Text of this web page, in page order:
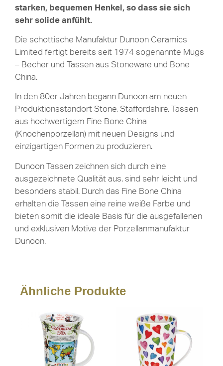
starken, bequemen Henkel, so dass sie sich
sehr solide anfühlt.
Die schottische Manufaktur Dunoon Ceramics
Limited fertigt bereits seit 1974 sogenannte Mugs
– Becher und Tassen aus Stoneware und Bone
China.
In den 80er Jahren begann Dunoon am neuen
Produktionsstandort Stone, Staffordshire, Tassen
aus hochwertigem Fine Bone China
(Knochenporzellan) mit neuen Designs und
einzigartigen Formen zu produzieren.
Dunoon Tassen zeichnen sich durch eine
ausgezeichnete Qualität aus, sind sehr leicht und
besonders stabil. Durch das Fine Bone China
erhalten die Tassen eine reine weiße Farbe und
bieten somit die ideale Basis für die ausgefallenen
und exklusiven Motive der Porzellanmanufaktur
Dunoon.
Ähnliche Produkte